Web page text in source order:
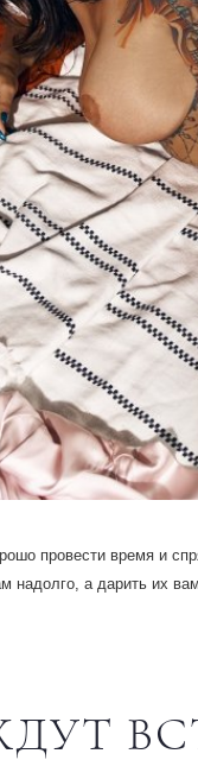
провести время и
надолго, а дарить их